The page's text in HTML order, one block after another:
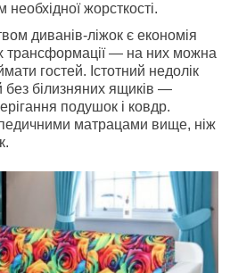
жорсткості.
диванів-ліжок є економія
трансформації — на них можна
гостей. Істотний недолік
білизняних ящиків —
подушок і ковдр.
матрацами вище, ніж